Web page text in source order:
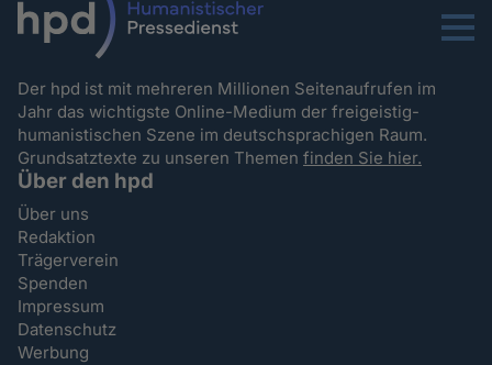
Menu
Der hpd ist mit mehreren Millionen Seitenaufrufen im
Jahr das wichtigste Online-Medium der freigeistig-
humanistischen Szene im deutschsprachigen Raum.
Grundsatztexte zu unseren Themenfinden Sie hier.
Über den hpd
Über uns
Redaktion
Trägerverein
Spenden
Impressum
Datenschutz
Werbung